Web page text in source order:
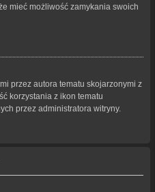
mieć możliwość zamykania swoich
przez autora tematu skojarzonymi z
korzystania z ikon tematu
przez administratora witryny.